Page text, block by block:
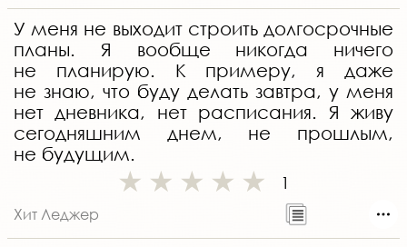
У меня не выходит строить долгосрочные
планы. Я вообще никогда ничего
не планирую. К примеру, я даже
не знаю, что буду делать завтра, у меня
нет дневника, нет расписания. Я живу
сегодняшним днем, не прошлым,
не будущим.
1
Хит Леджер